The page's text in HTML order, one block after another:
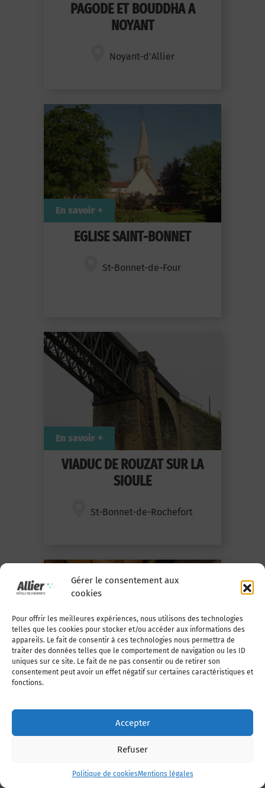
Gérer le consentement aux
cookies
Pour offrir les meilleures expériences, nous utilisons des technologies
telles que les cookies pour stocker et/ou accéder aux informations des
appareils. Le fait de consentir à ces technologies nous permettra de
traiter des données telles que le comportement de navigation ou les ID
uniques sur ce site. Le fait de ne pas consentir ou de retirer son
consentement peut avoir un effet négatif sur certaines caractéristiques et
fonctions.
Accepter
Refuser
Politique de cookiesMentions légales
PAGODE ET BOUDDHA A
NOYANT
Noyant-d'Allier
EGLISE SAINT-BONNET
St-Bonnet-de-Four
En savoir +
VIADUC DE ROUZAT SUR LA
SIOULE
St-Bonnet-de-Rochefort
En savoir +
LE-PUY
St-Gérand-le-Puy
En savoir +